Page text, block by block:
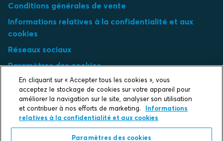
Conditions générales de vente
Informations relatives à la confidentialité et aux
cookies
Réseaux sociaux
Paramètres des cookies
Select market
Choose local site
En cliquant sur « Accepter tous les cookies », vous
acceptez le stockage de cookies sur votre appareil pour
améliorer la navigation sur le site, analyser son utilisation
et contribuer à nos efforts de marketing.
Informations
relatives à la confidentialité et aux cookies
Paramètres des cookies